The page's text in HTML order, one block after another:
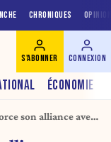
CHRONIQUES
ÉCONOMIE
S'ABONNER CONNEXION
son alliance avec